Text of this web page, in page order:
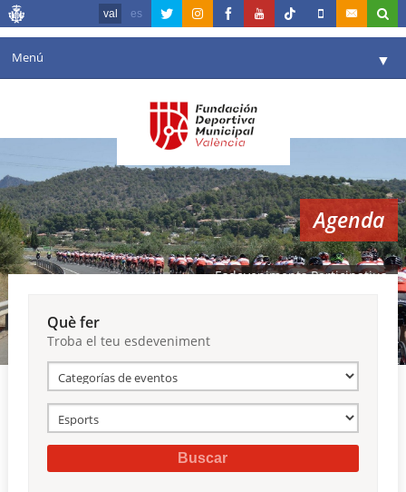
val es
Menú ▼
Agenda
Instal·lacions ▼
Comunicació ▼
València en esport ▼
Reserves
Agenda
Esdeveniments Participatius
Què fer
Troba el teu esdeveniment